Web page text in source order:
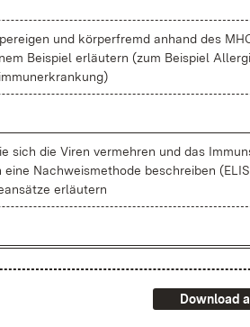
und kör­per­fremd an­hand des
Bei­spiel er­läu­tern (zum Bei­spiel
sich die Vi­ren ver­meh­ren und das
Nach­weis­me­tho­de be­schrei­ben
er­läu­tern
Download